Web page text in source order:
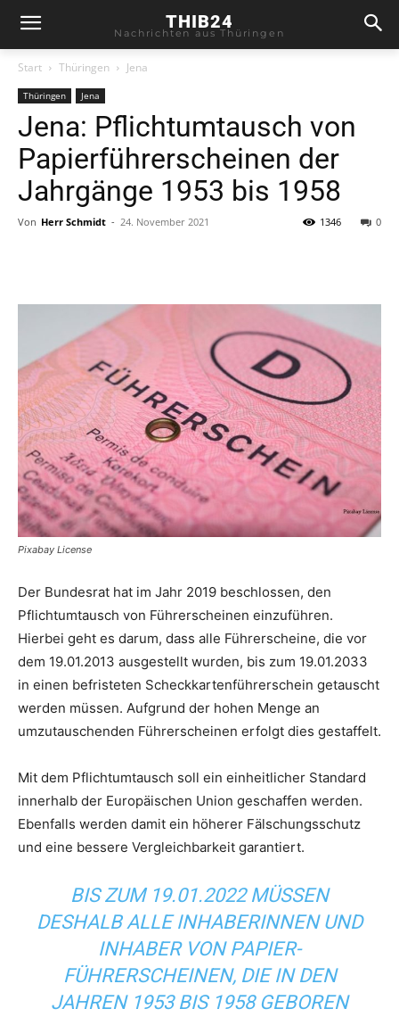
THIB24
Nachrichten aus Thüringen
Start Thüringen Jena
Thüringen Jena
Jena: Pflichtumtausch von
Papierführerscheinen der
Jahrgänge 1953 bis 1958
Von Herr Schmidt - 24. November 2021 0
1346
Pixabay License
Der Bundesrat hat im Jahr 2019 beschlossen, den
Pflichtumtausch von Führerscheinen einzuführen.
Hierbei geht es darum, dass alle Führerscheine, die vor
dem 19.01.2013 ausgestellt wurden, bis zum 19.01.2033
in einen befristeten Scheckkartenführerschein getauscht
werden müssen. Aufgrund der hohen Menge an
umzutauschenden Führerscheinen erfolgt dies gestaffelt.
Mit dem Pflichtumtausch soll ein einheitlicher Standard
innerhalb der Europäischen Union geschaffen werden.
Ebenfalls werden damit ein höherer Fälschungsschutz
und eine bessere Vergleichbarkeit garantiert.
BIS ZUM 19.01.2022 MÜSSEN
DESHALB ALLE INHABERINNEN UND
INHABER VON PAPIER-
FÜHRERSCHEINEN, DIE IN DEN
JAHREN 1953 BIS 1958 GEBOREN